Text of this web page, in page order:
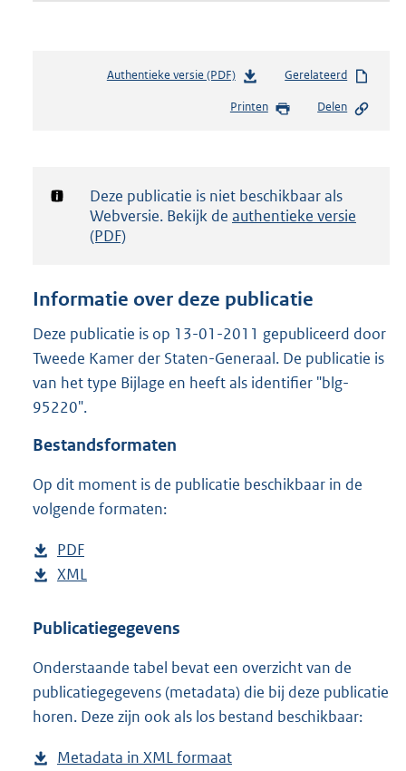
Authentieke versie (PDF)b
s
d
g
t
e
:
1
Gerelateerd
Printen Delen
Notificatie:
Deze publicatie is niet beschikbaar als
Webversie. Bekijk de authentieke versie
(PDF)
Informatie over deze publicatie
Deze publicatie is op 13-01-2011 gepubliceerd door
Tweede Kamer der Staten-Generaal. De publicatie is
van het type Bijlage en heeft als identifier "blg-
95220".
Bestandsformaten
Op dit moment is de publicatie beschikbaar in de
volgende formaten:
D
o
n
o
a
d
PDF
e
t
n
d
s
D
w
l
o
a
XML
s
a
n
d
Publicatiegegevens
Onderstaande tabel bevat een overzicht van de
publicatiegegevens (metadata) die bij deze publicatie
horen. Deze zijn ook als los bestand beschikbaar:
Metadata in XML formaat